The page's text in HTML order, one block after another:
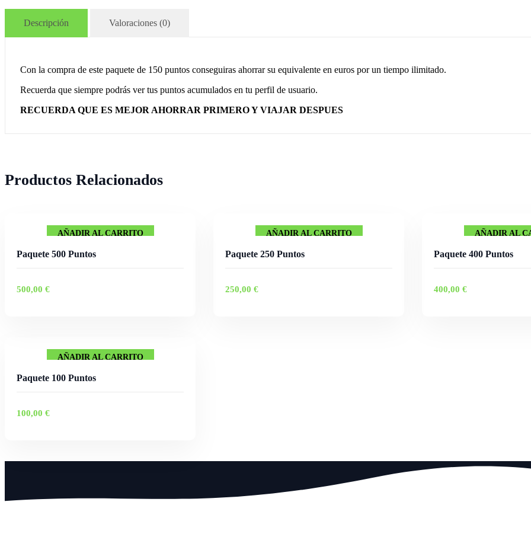
Descripción Valoraciones (0)
Con la compra de este paquete de 150 puntos conseguiras ahorrar su equivalente en euros por un tiempo ilimitado.
Recuerda que siempre podrás ver tus puntos acumulados en tu perfil de usuario.
RECUERDA QUE ES MEJOR AHORRAR PRIMERO Y VIAJAR DESPUES
Productos Relacionados
AÑADIR AL CARRITO
Paquete 500 Puntos
500,00 €
AÑADIR AL CARRITO
Paquete 250 Puntos
250,00 €
AÑADIR AL
Paquete 400 Puntos
400,00 €
AÑADIR AL CARRITO
Paquete 100 Puntos
100,00 €